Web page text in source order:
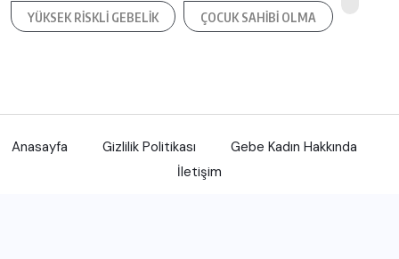
YÜKSEK RISKLI GEBELIK ÇOCUK SAHIBI OLMA
Anasayfa Gizlilik Politikası
Gebe Kadın Hakkında
İletişim